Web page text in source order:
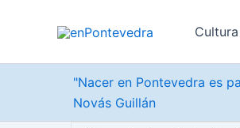
Cultura
"Nacer en Pontevedra es
Novás Guillán